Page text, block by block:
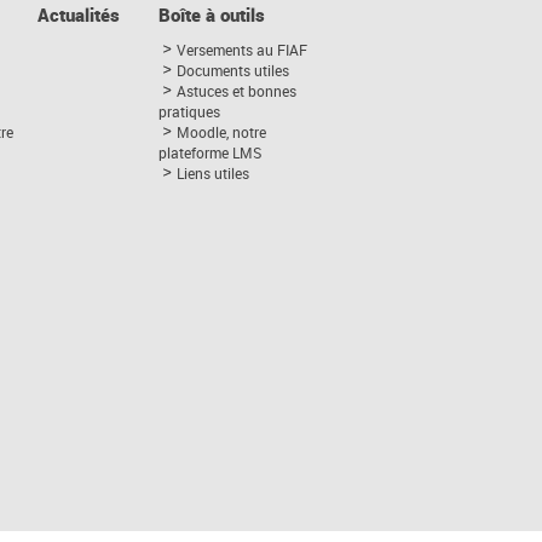
Actualités Boîte à outils
Versements au FIAF
Documents utiles
Astuces et bonnes
pratiques
Moodle, notre
plateforme LMS
Liens utiles